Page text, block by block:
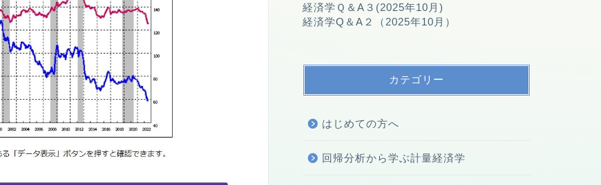
経済学Ｑ＆A３(2025年10月)
経済学Q＆A２（2025年10月）
カテゴリー
はじめての方へ
回帰分析から学ぶ計量経済学